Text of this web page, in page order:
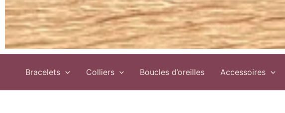
Bracelets Colliers Boucles d’oreilles Accessoires